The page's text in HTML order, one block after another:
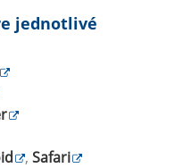
jednotlivé
, Safari